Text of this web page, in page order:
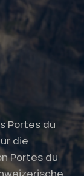
Portes du
die
Portes du